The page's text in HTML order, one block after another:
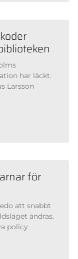
har läckt.
Larsson
för
att snabbt
ändras.
policy